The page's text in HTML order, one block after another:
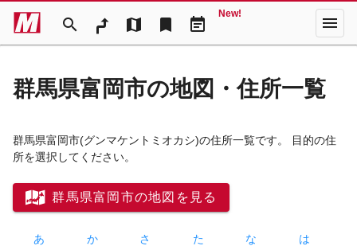
search map bookmark event_note
New! menu
群馬県富岡市の地図・住所一覧
群馬県富岡市(グンマケントミオカシ)の住所一覧です。 目的の住
所を選択してください。
群馬県富岡市の地図を見る
あ か さ た な は